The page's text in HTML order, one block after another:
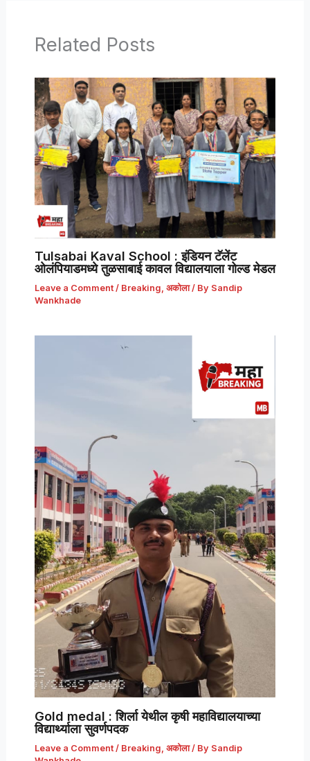
Related Posts
Tulsabai Kaval School : इंडियन टॅलेंट
ओलंपियाडमध्ये तुळसाबाई कावल विद्यालयाला गोल्ड मेडल
Leave a Comment / Breaking अकोला/ By Sandip
Wankhade
Gold medal : शिर्ला येथील कृषी महाविद्यालयाच्या
विद्यार्थ्याला सुवर्णपदक
Leave a Comment / Breaking अकोला/ By Sandip